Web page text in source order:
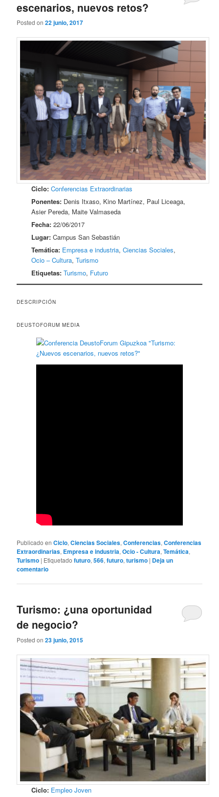
escenarios, nuevos retos?
Posted on22 junio, 2017
Ciclo: Conferencias Extraordinarias
Ponentes: Denis Itxaso, Kino Martínez, Paul Liceaga,
Asier Pereda, Maite Valmaseda
Fecha: 22/06/2017
Lugar: Campus San Sebastián
Temática: Empresa e industria,Ciencias Sociales,
Ocio – Cultura,Turismo
Etiquetas: Turismo, Futuro
DESCRIPCIÓN
DEUSTOFORUM MEDIA
Publicado en Ciclo,Ciencias Sociales,Conferencias,Conferencias
Extraordinarias, Empresa e industria,Ocio - Cultura,Temática,
Turismo | Etiquetado futuro,566,futuro,turismo | Deja un
comentario
Turismo: ¿una oportunidad
de negocio?
Posted on23 junio, 2015
Ciclo: Empleo Joven